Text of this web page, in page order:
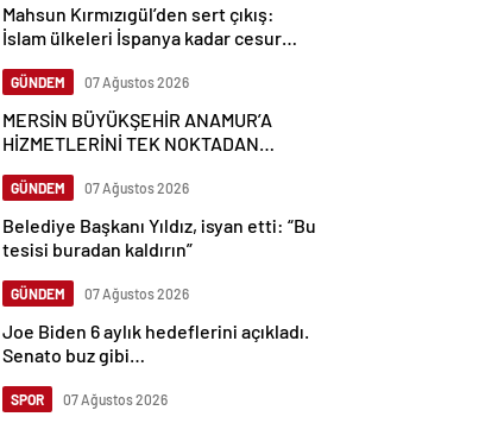
Mahsun Kırmızıgül’den sert çıkış:
İslam ülkeleri İspanya kadar cesur
GÜNDEM 07 Ağustos 2026
MERSİN BÜYÜKŞEHİR ANAMUR’A
HİZMETLERİNİ TEK NOKTADAN
GÜNDEM 07 Ağustos 2026
Belediye Başkanı Yıldız, isyan etti: “Bu
tesisi buradan kaldırın”
GÜNDEM 07 Ağustos 2026
Joe Biden 6 aylık hedeflerini açıkladı.
Senato buz gibi…
SPOR 07 Ağustos 2026